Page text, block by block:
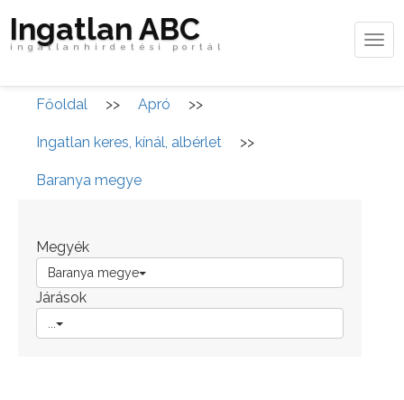
Ingatlan ABC
ingatlanhirdetési portál
Főoldal >> Apró >>
Ingatlan keres, kínál, albérlet >>
Baranya megye
Megyék
Baranya megye
Járások